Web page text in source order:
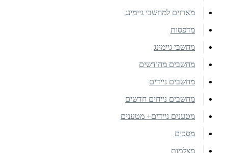
מארזים למחשבי גיימינג
מדפסות
מחשבי גיימינג
מחשבים מחודשים
מחשבים ניידים
מחשבים נייחים חדשים
מטענים ניידים+ מטענים
מסכים
מצלמות